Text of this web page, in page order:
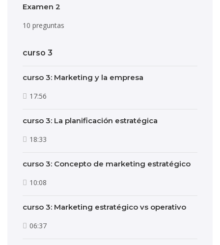
Examen 2
10 preguntas
curso 3
curso 3: Marketing y la empresa
17:56
curso 3: La planificación estratégica
18:33
curso 3: Concepto de marketing estratégico
10:08
curso 3: Marketing estratégico vs operativo
06:37